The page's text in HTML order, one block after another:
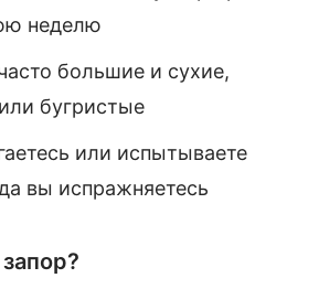
неделю
большие и сухие,
бугристые
или испытываете
вы испражняетесь